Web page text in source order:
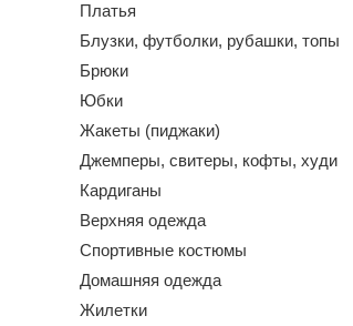
Платья
Блузки, футболки, рубашки, топы
Брюки
Юбки
Жакеты (пиджаки)
Джемперы, свитеры, кофты, худи
Кардиганы
Верхняя одежда
Спортивные костюмы
Домашняя одежда
Жилетки